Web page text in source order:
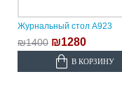
Журнальный стол A923
₪1400 ₪1280
В КОРЗИНУ